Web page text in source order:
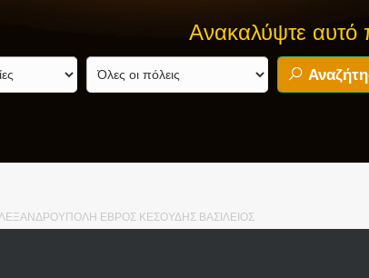
Ανακαλύψτε αυτό που
ΕΒΡΟΣ ΚΕΣΟΥΔΗΣ ΒΑΣΙΛΕΙΟΣ